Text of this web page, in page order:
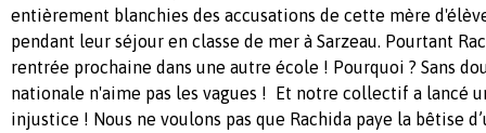
entièrement blanchies des accusations de cette mère
pendant leur séjour en classe de mer à Sarzeau. Pourtant
rentrée prochaine dans une autre école ! Pourquoi ? Sans
nationale n'aime pas les vagues ! Et notre collectif a lancé
injustice ! Nous ne voulons pas que Rachida paye la bêtise